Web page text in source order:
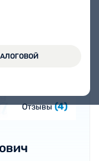
Отзывы (4)